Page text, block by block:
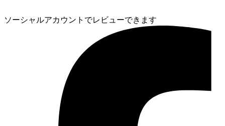
ソーシャルアカウントでレビューできます